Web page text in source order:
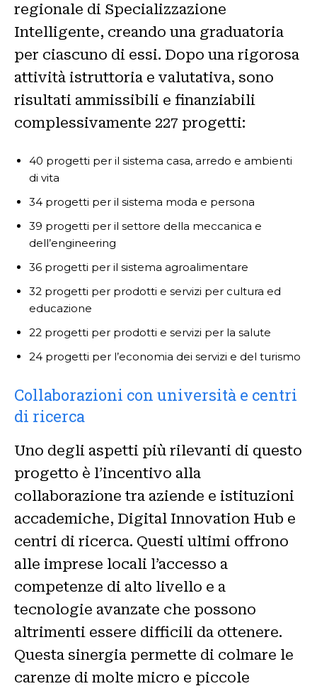
regionale di Specializzazione
Intelligente, creando una graduatoria
per ciascuno di essi. Dopo una rigorosa
attività istruttoria e valutativa, sono
risultati ammissibili e finanziabili
complessivamente 227 progetti:
40 progetti per il sistema casa, arredo e ambienti
di vita
34 progetti per il sistema moda e persona
39 progetti per il settore della meccanica e
dell’engineering
36 progetti per il sistema agroalimentare
32 progetti per prodotti e servizi per cultura ed
educazione
22 progetti per prodotti e servizi per la salute
24 progetti per l’economia dei servizi e del turismo
Collaborazioni con università e centri
di ricerca
Uno degli aspetti più rilevanti di questo
progetto è l’incentivo alla
collaborazione tra aziende e istituzioni
accademiche, Digital Innovation Hub e
centri di ricerca. Questi ultimi offrono
alle imprese locali l’accesso a
competenze di alto livello e a
tecnologie avanzate che possono
altrimenti essere difficili da ottenere.
Questa sinergia permette di colmare le
carenze di molte micro e piccole